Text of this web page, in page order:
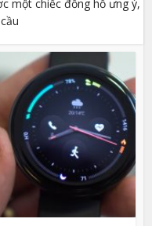
một chiếc đồng hồ ưng ý,